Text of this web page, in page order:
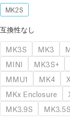
MK2S
互換性なし
MK3S
MK3
MINI
MK3S+
MMU1
MK4
MKx Enclosure
MK3.9S
MK3.5S